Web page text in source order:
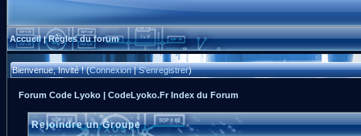
Accueil|Règles du forum
Bienvenue, Invité ! (Connexion|S'enregistrer)
Forum Code Lyoko | CodeLyoko.Fr Index du Forum
Rejoindre un Groupe